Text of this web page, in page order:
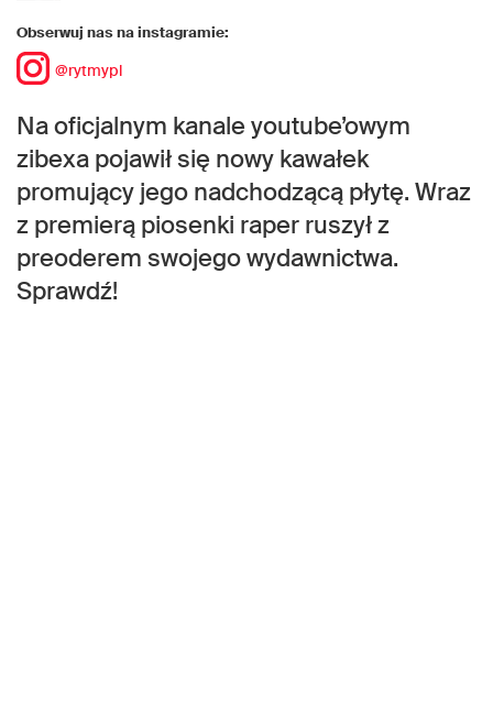
Obserwuj nas na instagramie:
@rytmypl
Na oficjalnym kanale youtube’owym
zibexa pojawił się nowy kawałek
promujący jego nadchodzącą płytę. Wraz
z premierą piosenki raper ruszył z
preoderem swojego wydawnictwa.
Sprawdź!